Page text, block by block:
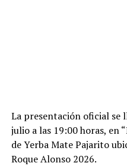
La presentación oficial se
julio a las 19:00 horas, en
de Yerba Mate Pajarito
Roque Alonso 2026.